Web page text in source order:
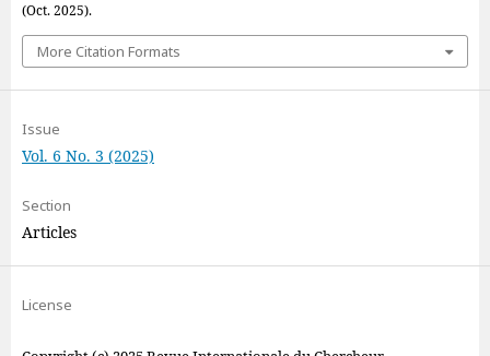
(Oct. 2025).
More Citation Formats
Issue
Vol. 6 No. 3 (2025)
Section
Articles
License